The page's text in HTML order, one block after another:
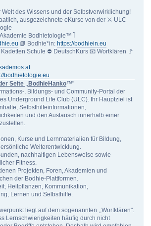
des Wissens und der Selbstverwirklichung!
ausgezeichnete eKurse von der ⚔ ULC
Bodhietologie™ Ï
📗 Bodhie*in: https://bodhiein.eu
Schule ⛔ DeutschKurs 📧 Wortklären 🚩
bodhietologie.eu
Seite BodhieHanko™"
, Bildungs- und Community-Portal der
Underground Life Club (ULC). Ihr Hauptziel ist
Selbsthilfeinformationen,
und den Austausch innerhalb einer
Kurse und Lernmaterialien für Bildung,
Weiterentwicklung.
nachhaltigen Lebensweise sowie
Fitness.
Projekten, Foren, Akademien und
der Bodhie-Plattformen.
Heilpflanzen, Kommunikation,
Lernen und Selbsthilfe.
liegt auf dem sogenannten ,,Wortklären".
Lernschwierigkeiten häufig durch nicht